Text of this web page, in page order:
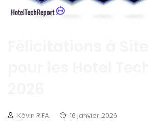
Kévin RIFA
16 janvier 2026